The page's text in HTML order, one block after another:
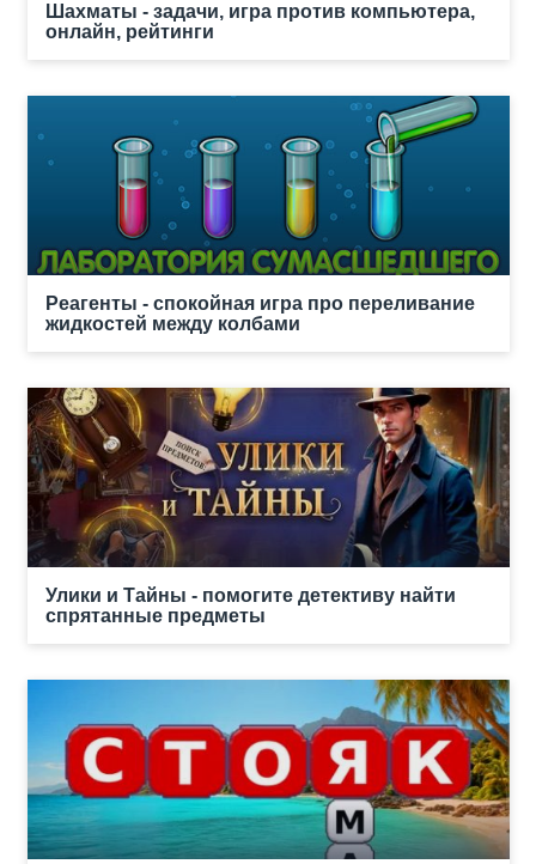
Шахматы - задачи, игра против компьютера,
онлайн, рейтинги
Реагенты - спокойная игра про переливание
жидкостей между колбами
Улики и Тайны - помогите детективу найти
спрятанные предметы